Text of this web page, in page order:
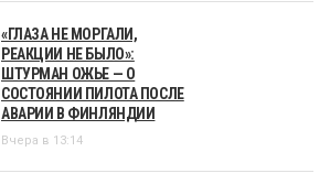
«ГЛАЗА НЕ МОРГАЛИ,
РЕАКЦИИ НЕ БЫЛО»:
ШТУРМАН ОЖЬЕ — О
СОСТОЯНИИ ПИЛОТА ПОСЛЕ
АВАРИИ В ФИНЛЯНДИИ
Вчера в 13:14